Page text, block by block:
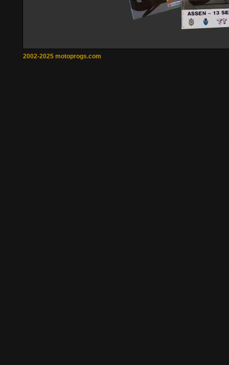
2002-2025 motoprogs.com